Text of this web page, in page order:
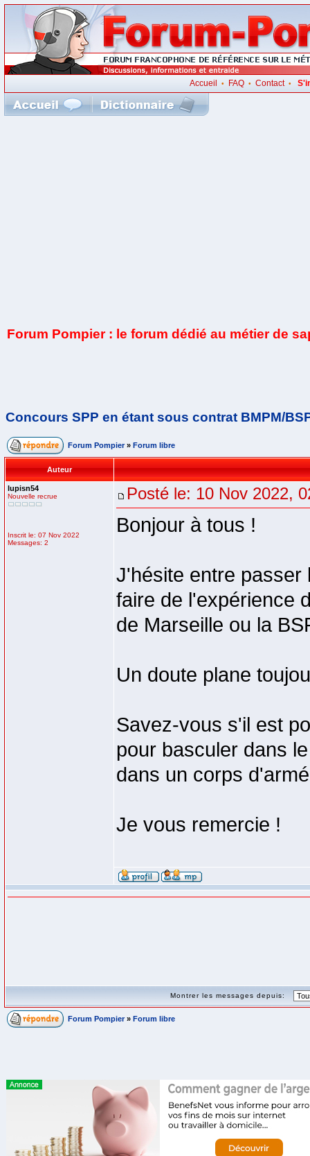
Accueil • FAQ• Contact•
Forum Pompier : le forum dédié au métier de
Concours SPP en étant sous contrat BMPM/
Forum Pompier » Forum libre
Auteur
lupisn54
Nouvelle recrue
Inscrit le: 07 Nov 2022
Messages: 2
Posté le: 10 Nov 2022,
Bonjour à tous !
J'hésite entre passer
faire de l'expérience
de Marseille ou la
Un doute plane
Savez-vous s'il est
pour basculer dans
dans un corps
Je vous remercie !
Montrer les messages depuis:
Forum Pompier » Forum libre